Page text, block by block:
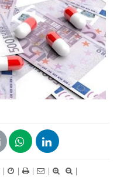
| | | |
|